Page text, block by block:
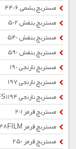
مستربچ یشمی 4406
مستربچ بنفش 502
مستربچ بنفش 540
مستربچ بنفش 590
مستربچ نارنجی 190
مستربچ نارنجی 197
مستربچ نارنجی FS1194
مستربچ قرمز 201
مستربچ قرمز 248FILM
مستربچ قرمز 250